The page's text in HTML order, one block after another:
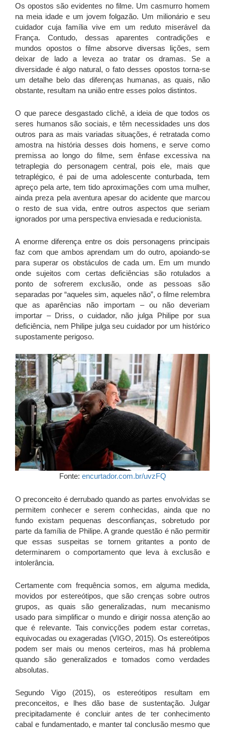
Os opostos são evidentes no filme. Um casmurro homem
na meia idade e um jovem folgazão. Um milionário e seu
cuidador cuja família vive em um reduto miserável da
França. Contudo, dessas aparentes contradições e
mundos opostos o filme absorve diversas lições, sem
deixar de lado a leveza ao tratar os dramas. Se a
diversidade é algo natural, o fato desses opostos torna-se
um detalhe belo das diferenças humanas, as quais, não
obstante, resultam na união entre esses polos distintos.
O que parece desgastado clichê, a ideia de que todos os
seres humanos são sociais, e têm necessidades uns dos
outros para as mais variadas situações, é retratada como
amostra na história desses dois homens, e serve como
premissa ao longo do filme, sem ênfase excessiva na
tetraplegia do personagem central, pois ele, mais que
tetraplégico, é pai de uma adolescente conturbada, tem
apreço pela arte, tem tido aproximações com uma mulher,
ainda preza pela aventura apesar do acidente que marcou
o resto de sua vida, entre outros aspectos que seriam
ignorados por uma perspectiva enviesada e reducionista.
A enorme diferença entre os dois personagens principais
faz com que ambos aprendam um do outro, apoiando-se
para superar os obstáculos de cada um. Em um mundo
onde sujeitos com certas deficiências são rotulados a
ponto de sofrerem exclusão, onde as pessoas são
separadas por “aqueles sim, aqueles não”, o filme relembra
que as aparências não importam – ou não deveriam
importar – Driss, o cuidador, não julga Philipe por sua
deficiência, nem Philipe julga seu cuidador por um histórico
supostamente perigoso.
Fonte: encurtador.com.br/uvzFQ
O preconceito é derrubado quando as partes envolvidas se
permitem conhecer e serem conhecidas, ainda que no
fundo existam pequenas desconfianças, sobretudo por
parte da família de Philipe. A grande questão é não permitir
que essas suspeitas se tornem gritantes a ponto de
determinarem o comportamento que leva à exclusão e
intolerância.
Certamente com frequência somos, em alguma medida,
movidos por estereótipos, que são crenças sobre outros
grupos, as quais são generalizadas, num mecanismo
usado para simplificar o mundo e dirigir nossa atenção ao
que é relevante. Tais convicções podem estar corretas,
equivocadas ou exageradas (VIGO, 2015). Os estereótipos
podem ser mais ou menos certeiros, mas há problema
quando são generalizados e tomados como verdades
absolutas.
Segundo Vigo (2015), os estereótipos resultam em
preconceitos, e lhes dão base de sustentação. Julgar
precipitadamente é concluir antes de ter conhecimento
cabal e fundamentado, e manter tal conclusão mesmo que